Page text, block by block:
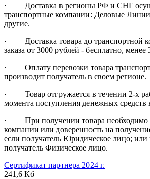
· Доставка в регионы РФ и СНГ
транспортные компании: Деловые
другие.
· Доставка товара до транспортной
заказа от 3000 рублей - бесплатно, менее
· Оплату перевозки товара
производит получатель в своем регионе.
· Товар отгружается в течении 2-х
момента поступления денежных средств
· При получении товара необходимо
компании или доверенность на
если получатель Юридическое лицо; или
получатель Физическое лицо.
Сертификат партнера 2024 г.
241,6 Кб